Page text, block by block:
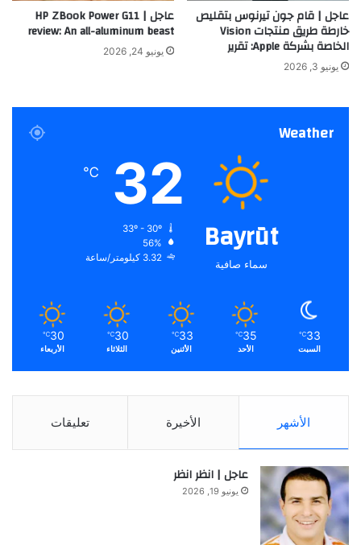
عاجل | قام جون تيرنوس بتقليص
خارطة طريق منتجات Vision
الخاصة بشركة Apple: تقرير
يونيو 3, 2026
عاجل | HP ZBook Power G11
review: An all-aluminum beast
يونيو 24, 2026
Weather
Bayrūt
سماء صافية
32
℃
56%
3.32 كيلومتر/ساعة
33
℃
السبت
35
℃
الأحد
33
℃
الأثنين
30
℃
الثلاثاء
30
℃
الأربعاء
الأشهر الأخيرة تعليقات
عاجل | انظر انظر
يونيو 19, 2026